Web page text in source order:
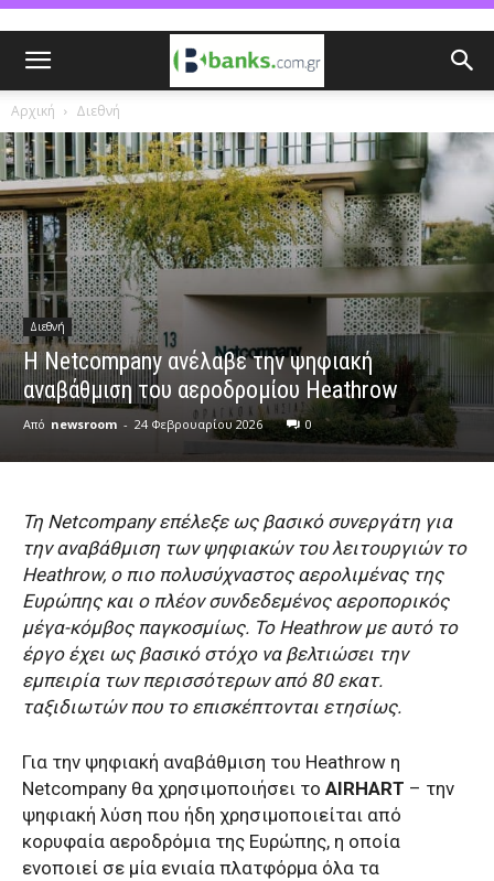
Αρχική Διεθνή
Διεθνή
Η Netcompany ανέλαβε την ψηφιακή
αναβάθμιση του αεροδρομίου Heathrow
Από newsroom - 24 Φεβρουαρίου 2026 0
Τη Νetcompany επέλεξε ως βασικό συνεργάτη για
την αναβάθμιση των ψηφιακών του λειτουργιών το
Heathrow, ο πιο πολυσύχναστος αερολιμένας της
Ευρώπης και ο πλέον συνδεδεμένος αεροπορικός
μέγα-κόμβος παγκοσμίως. Το Heathrow με αυτό το
έργο έχει ως βασικό στόχο να βελτιώσει την
εμπειρία των περισσότερων από 80 εκατ.
ταξιδιωτών που το επισκέπτονται ετησίως.
Για την ψηφιακή αναβάθμιση του Heathrow η
Netcompany θα χρησιμοποιήσει το AIRHART – την
ψηφιακή λύση που ήδη χρησιμοποιείται από
κορυφαία αεροδρόμια της Ευρώπης, η οποία
ενοποιεί σε μία ενιαία πλατφόρμα όλα τα